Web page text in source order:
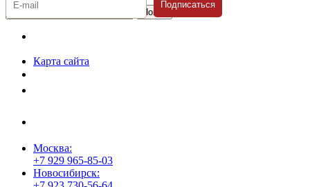
Подписаться
Карта сайта
Москва:
+7 929 965-85-03
Новосибирск: